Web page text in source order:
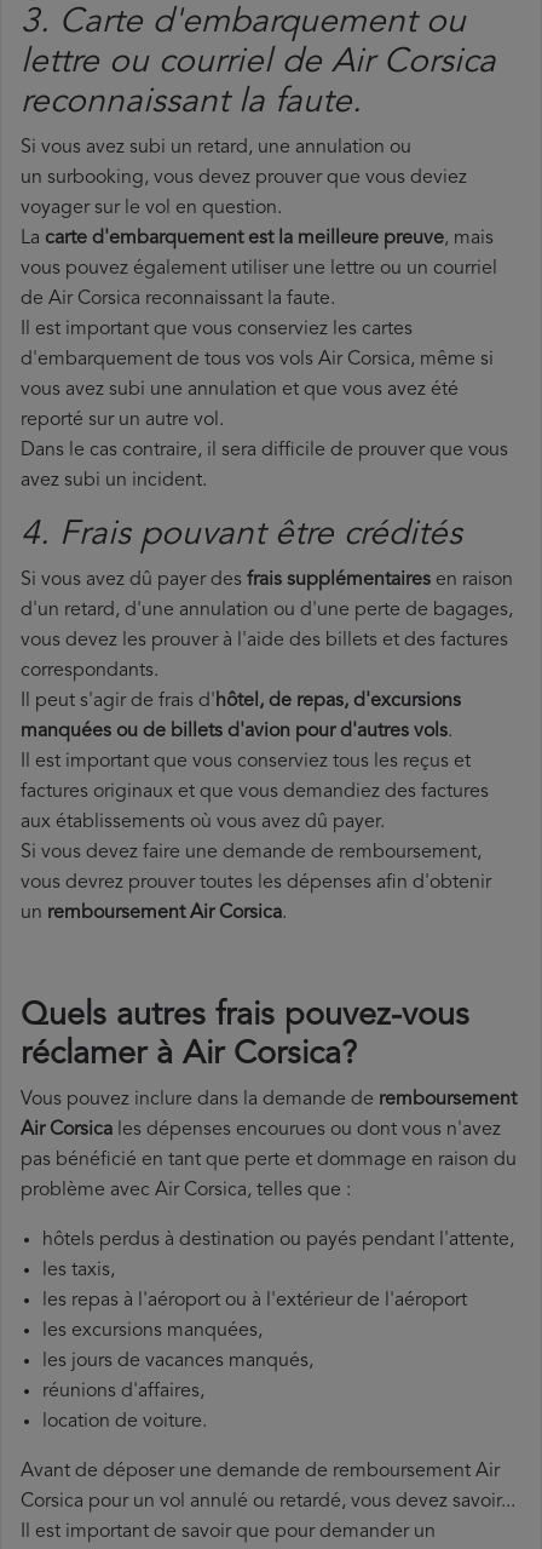
3. Carte d'embarquement ou
lettre ou courriel de Air Corsica
reconnaissant la faute.
Si vous avez subi un retard, une annulation ou
un surbooking, vous devez prouver que vous deviez
voyager sur le vol en question.
La carte d'embarquement est la meilleure preuve, mais
vous pouvez également utiliser une lettre ou un courriel
de Air Corsica reconnaissant la faute.
Il est important que vous conserviez les cartes
d'embarquement de tous vos vols Air Corsica, même si
vous avez subi une annulation et que vous avez été
reporté sur un autre vol.
Dans le cas contraire, il sera difficile de prouver que vous
avez subi un incident.
4. Frais pouvant être crédités
Si vous avez dû payer des frais supplémentaires en raison
d'un retard, d'une annulation ou d'une perte de bagages,
vous devez les prouver à l'aide des billets et des factures
correspondants.
Il peut s'agir de frais d'hôtel, de repas, d'excursions
manquées ou de billets d'avion pour d'autres vols.
Il est important que vous conserviez tous les reçus et
factures originaux et que vous demandiez des factures
aux établissements où vous avez dû payer.
Si vous devez faire une demande de remboursement,
vous devrez prouver toutes les dépenses afin d'obtenir
un remboursement Air Corsica.
Quels autres frais pouvez-vous
réclamer à Air Corsica?
Vous pouvez inclure dans la demande de remboursement
Air Corsica les dépenses encourues ou dont vous n'avez
pas bénéficié en tant que perte et dommage en raison du
problème avec Air Corsica, telles que :
hôtels perdus à destination ou payés pendant l'attente,
les taxis,
les repas à l'aéroport ou à l'extérieur de l'aéroport
les excursions manquées,
les jours de vacances manqués,
réunions d'affaires,
location de voiture.
Avant de déposer une demande de remboursement Air
Corsica pour un vol annulé ou retardé, vous devez savoir...
Il est important de savoir que pour demander un